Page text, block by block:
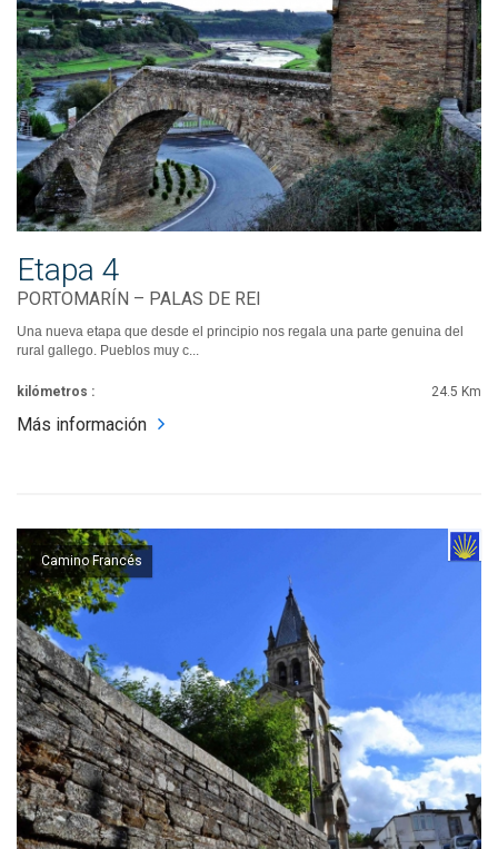
Etapa 4
PORTOMARÍN – PALAS DE REI
Una nueva etapa que desde el principio nos regala una parte genuina del
rural gallego. Pueblos muy c...
kilómetros : 24.5 Km
Más información
Camino Francés